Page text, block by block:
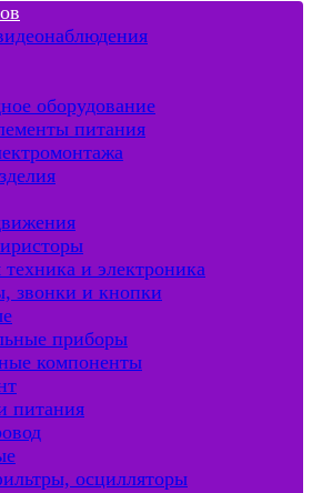
оборудование
питания
и электроника
звонки и кнопки
приборы
компоненты
питания
осцилляторы